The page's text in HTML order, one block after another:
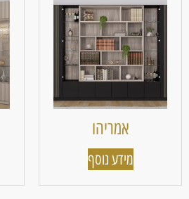
אמריהו
מידע נוסף